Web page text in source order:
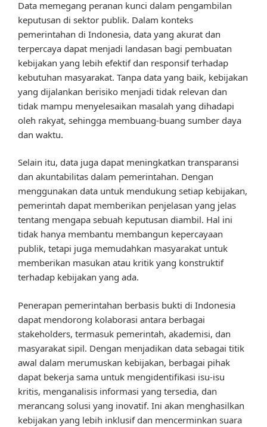
Data memegang peranan kunci dalam pengambilan
keputusan di sektor publik. Dalam konteks
pemerintahan di Indonesia, data yang akurat dan
terpercaya dapat menjadi landasan bagi pembuatan
kebijakan yang lebih efektif dan responsif terhadap
kebutuhan masyarakat. Tanpa data yang baik, kebijakan
yang dijalankan berisiko menjadi tidak relevan dan
tidak mampu menyelesaikan masalah yang dihadapi
oleh rakyat, sehingga membuang-buang sumber daya
dan waktu.
Selain itu, data juga dapat meningkatkan transparansi
dan akuntabilitas dalam pemerintahan. Dengan
menggunakan data untuk mendukung setiap kebijakan,
pemerintah dapat memberikan penjelasan yang jelas
tentang mengapa sebuah keputusan diambil. Hal ini
tidak hanya membantu membangun kepercayaan
publik, tetapi juga memudahkan masyarakat untuk
memberikan masukan atau kritik yang konstruktif
terhadap kebijakan yang ada.
Penerapan pemerintahan berbasis bukti di Indonesia
dapat mendorong kolaborasi antara berbagai
stakeholders, termasuk pemerintah, akademisi, dan
masyarakat sipil. Dengan menjadikan data sebagai titik
awal dalam merumuskan kebijakan, berbagai pihak
dapat bekerja sama untuk mengidentifikasi isu-isu
kritis, menganalisis informasi yang tersedia, dan
merancang solusi yang inovatif. Ini akan menghasilkan
kebijakan yang lebih inklusif dan mencerminkan suara